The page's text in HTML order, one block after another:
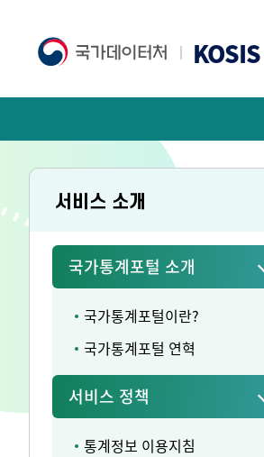
KOSIS
서비스 소개
국가통계포털 소개
국가통계포털이란?
국가통계포털 연혁
서비스 정책
통계정보 이용지침